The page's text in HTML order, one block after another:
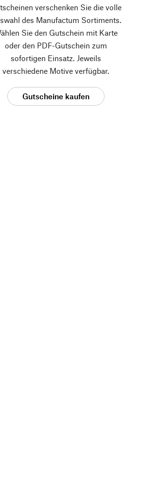
verschenken Sie die volle
des Manufactum Sortiments.
Sie den Gutschein mit Karte
oder den PDF-Gutschein zum
sofortigen Einsatz. Jeweils
verschiedene Motive verfügbar.
Gutscheine kaufen